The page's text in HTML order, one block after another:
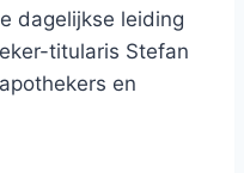
dagelijkse leiding
titularis Stefan
en